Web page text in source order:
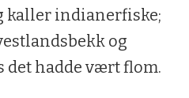
kaller indianerfiske;
og
det hadde vært flom.